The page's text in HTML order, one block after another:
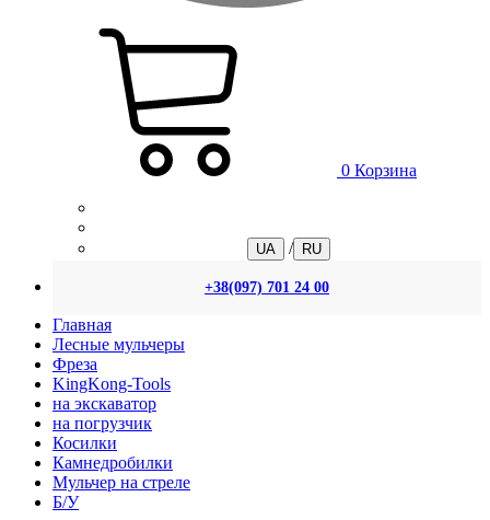
0 Корзина
UA / RU
+38(097) 701 24 00
Главная
Лесные мульчеры
Фреза
KingKong-Tools
на экскаватор
на погрузчик
Косилки
Камнедробилки
Мульчер на стреле
Б/У